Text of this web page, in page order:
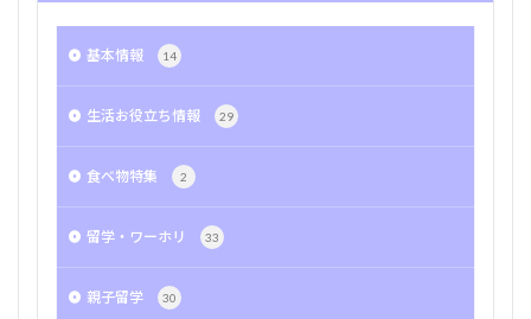
基本情報 14
生活お役立ち情報 29
食べ物特集 2
留学・ワーホリ 33
親子留学 30